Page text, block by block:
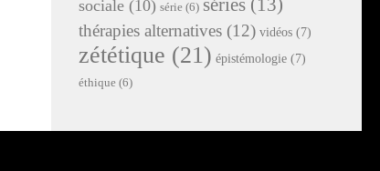
sociale (10) série (6) séries (13)
thérapies alternatives (12) vidéos (7)
zététique (21) épistémologie (7)
éthique (6)